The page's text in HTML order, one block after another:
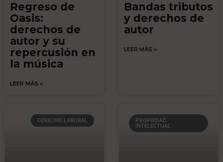
Regreso de
Oasis:
derechos de
autor y su
repercusión en
la música
LEER MÁS »
Bandas tributos
y derechos de
autor
LEER MÁS »
DERECHO LABORAL
PROPIEDAD
INTELECTUAL